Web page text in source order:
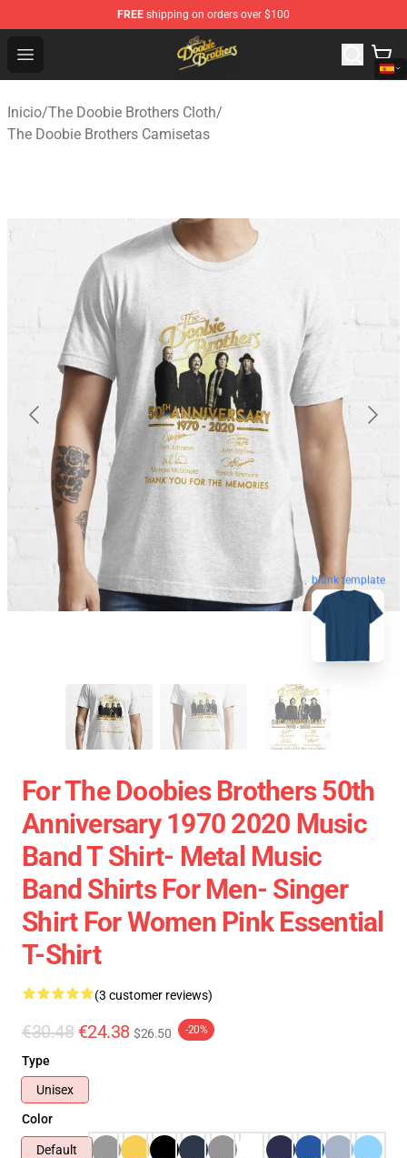
FREE shipping on orders over $100
Open menu
The Doobie Brothers Store - Official The Doobie
Inicio/The Doobie Brothers Cloth/
The Doobie Brothers Camisetas
blank template
For The Doobies Brothers 50th
Anniversary 1970 2020 Music
Band T Shirt- Metal Music
Band Shirts For Men- Singer
Shirt For Women Pink Essential
T-Shirt
(3 customer reviews)
€30.48 €24.38 $26.50 -20%
Type
Unisex
Color
Default